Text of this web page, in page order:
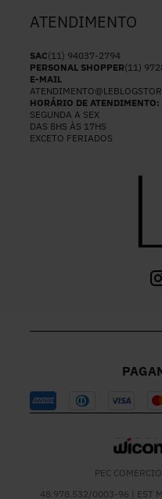
ATENDIMENTO
SAC(11) 94037-2794
PERSONAL SHOPPER(11)
E-MAIL
HORÁRIO DE ATENDIMENTO:
SEGUNDA A SEX
DAS 8HS ÀS 17HS
EXCETO FERIADOS
PEC
48.978.532/0003-96 | EST